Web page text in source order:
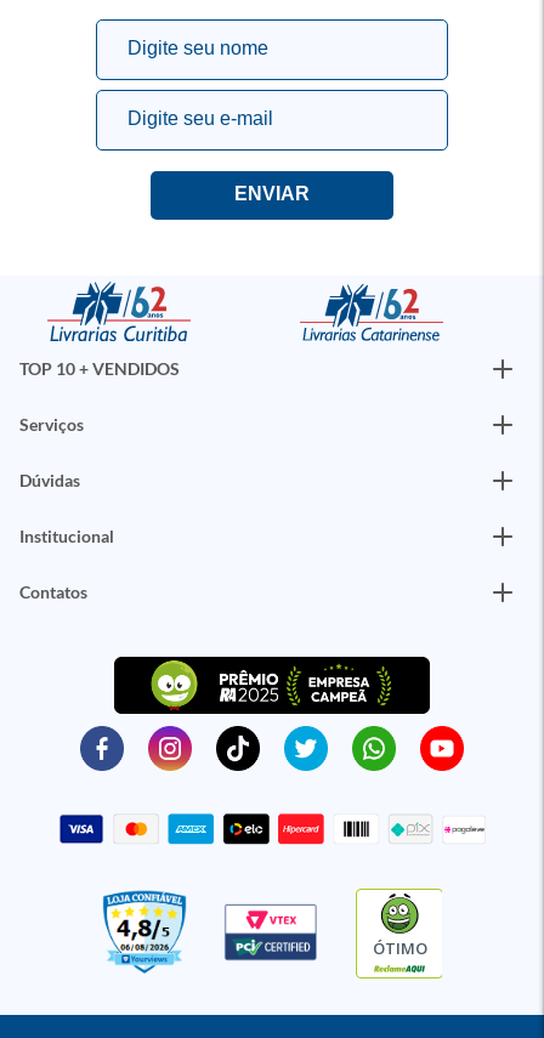
TOP 10 + VENDIDOS
Serviços
Dúvidas
Institucional
Contatos
ÓTIMO